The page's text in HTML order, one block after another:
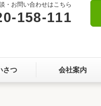
屋根・外壁
しをつくる、価値・性能向上
・お問い合わせはこちら
158-111
さつ 会社案内